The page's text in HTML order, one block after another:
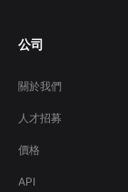
公司
關於我們
人才招募
價格
API